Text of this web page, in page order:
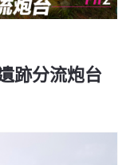
跡分流炮台